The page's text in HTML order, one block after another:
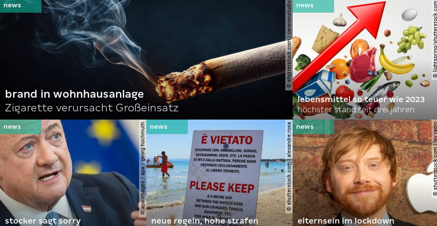
© shutterstock.com | cerevonstudio
brand in wohnhausanlage
Zigarette verursacht Großeinsatz
© lightspring/
lebensmittel so teuer wie 2023
höchster stand seit drei jahren
© apa-images / apa / georg hochmuth
stocker sagt sorry
© shutterstock.com | alexandre.rosa
neue regeln, hohe strafen
©
elternsein im lockdown